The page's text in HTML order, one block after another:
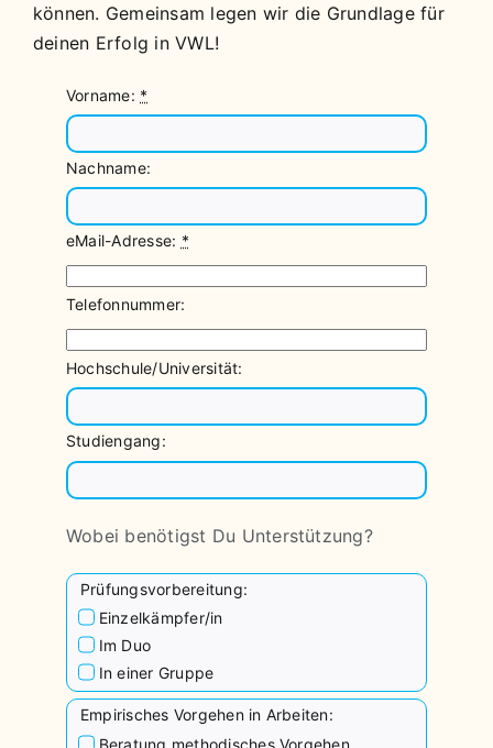
können. Gemeinsam legen wir die Grundlage für
deinen Erfolg in VWL!
Vorname: *
Nachname:
eMail-Adresse: *
Telefonnummer:
Hochschule/Universität:
Studiengang:
Wobei benötigst Du Unterstützung?
Prüfungsvorbereitung:
Einzelkämpfer/in
Im Duo
In einer Gruppe
Empirisches Vorgehen in Arbeiten:
Beratung methodisches Vorgehen